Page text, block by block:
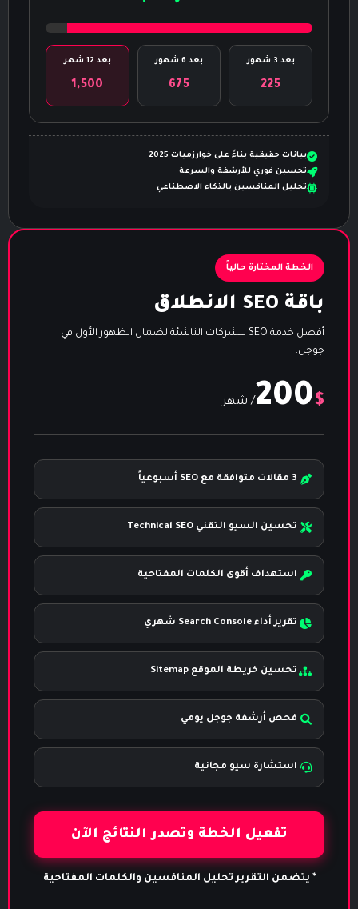
بعد 3 شهور
225
بعد 6 شهور
675
بعد 12 شهر
1,500
بيانات حقيقية بناءً على خوارزميات 2025
تحسين فوري للأرشفة والسرعة
تحليل المنافسين بالذكاء الاصطناعي
الخطة المختارة حالياً
باقة SEO الانطلاق
أفضل خدمة SEO للشركات الناشئة لضمان الظهور الأول في
جوجل.
$
200/ شهر
3 مقالات متوافقة مع SEO أسبوعياً
تحسين السيو التقني Technical SEO
استهداف أقوى الكلمات المفتاحية
تقرير أداء Search Console شهري
تحسين خريطة الموقع Sitemap
فحص أرشفة جوجل يومي
استشارة سيو مجانية
تفعيل الخطة وتصدر النتائج الآن
* يتضمن التقرير تحليل المنافسين والكلمات المفتاحية